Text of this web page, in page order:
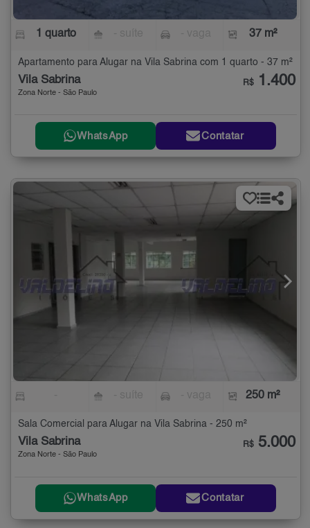
1 quarto 37 m²
Apartamento para Alugar na Vila Sabrina com 1 quarto - 37 m²
Vila Sabrina
Zona Norte - São Paulo
R$ 1.400
WhatsApp Contatar
250 m²
Sala Comercial para Alugar na Vila Sabrina - 250 m²
Vila Sabrina
Zona Norte - São Paulo
R$ 5.000
WhatsApp Contatar